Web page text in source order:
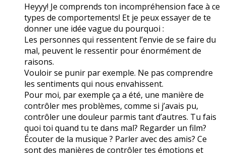
Heyyy! Je comprends ton incompréhension face à ce
types de comportements! Et je peux essayer de te
donner une idée vague du pourquoi :
Les personnes qui ressentent l’envie de se faire du
mal, peuvent le ressentir pour énormément de
raisons.
Vouloir se punir par exemple. Ne pas comprendre
les sentiments qui nous envahissent.
Pour moi, par exemple ça a été, une manière de
contrôler mes problèmes, comme si j’avais pu,
contrôler une douleur parmis tant d’autres. Tu fais
quoi toi quand tu te dans mal? Regarder un film?
Écouter de la musique ? Parler avec des amis? Ce
sont des manières de contrôler tes émotions et